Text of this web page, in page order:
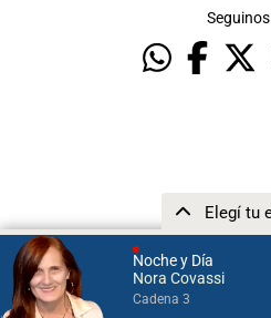
Noche y Día
Nora Covassi
Cadena 3
Elegí tu